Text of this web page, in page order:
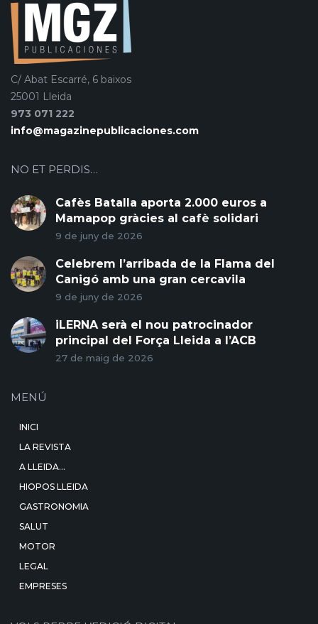
C/ Abat Escarré, 6 baixos
25001 Lleida
973 071 222
info@magazinepublicaciones.com
NO ET PERDIS…
Cafès Batalla aporta 2.000 euros a
Mamapop gràcies al cafè solidari
9 de juny de 2026
Celebrem l’arribada de la Flama del
Canigó amb una gran cercavila
9 de juny de 2026
iLERNA serà el nou patrocinador
principal del Força Lleida a l’ACB
27 de maig de 2026
MENÚ
INICI
LA REVISTA
A LLEIDA…
HIOPOS LLEIDA
GASTRONOMIA
SALUT
MOTOR
LEGAL
EMPRESES